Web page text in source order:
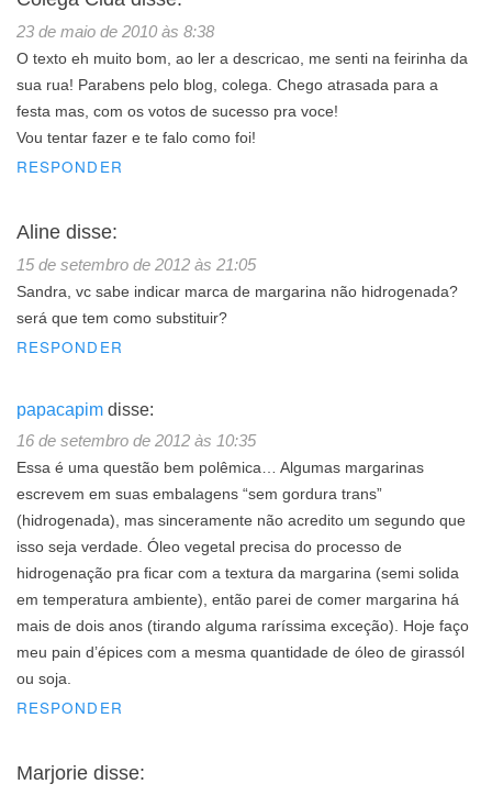
23 de maio de 2010 às 8:38
O texto eh muito bom, ao ler a descricao, me senti na feirinha da
sua rua! Parabens pelo blog, colega. Chego atrasada para a
festa mas, com os votos de sucesso pra voce!
Vou tentar fazer e te falo como foi!
RESPONDER
Aline disse:
15 de setembro de 2012 às 21:05
Sandra, vc sabe indicar marca de margarina não hidrogenada?
será que tem como substituir?
RESPONDER
papacapim disse:
16 de setembro de 2012 às 10:35
Essa é uma questão bem polêmica… Algumas margarinas
escrevem em suas embalagens “sem gordura trans”
(hidrogenada), mas sinceramente não acredito um segundo que
isso seja verdade. Óleo vegetal precisa do processo de
hidrogenação pra ficar com a textura da margarina (semi solida
em temperatura ambiente), então parei de comer margarina há
mais de dois anos (tirando alguma raríssima exceção). Hoje faço
meu pain d’épices com a mesma quantidade de óleo de girassól
ou soja.
RESPONDER
Marjorie disse: